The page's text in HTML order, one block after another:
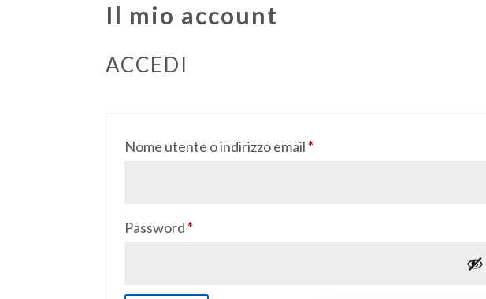
Il mio account
ACCEDI
Nome utente o indirizzo email*Richiesto
Password*Richiesto